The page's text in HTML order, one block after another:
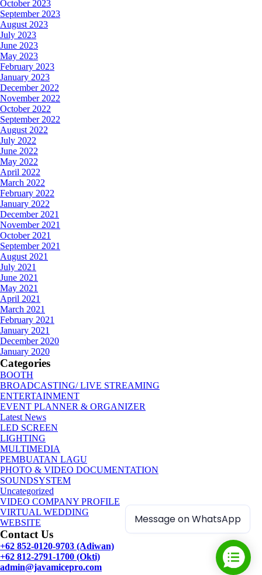
October 2023
September 2023
August 2023
July 2023
June 2023
May 2023
February 2023
January 2023
December 2022
November 2022
October 2022
September 2022
August 2022
July 2022
June 2022
May 2022
April 2022
March 2022
February 2022
January 2022
December 2021
November 2021
October 2021
September 2021
August 2021
July 2021
June 2021
May 2021
April 2021
March 2021
February 2021
January 2021
December 2020
January 2020
Categories
BOOTH
BROADCASTING/ LIVE STREAMING
ENTERTAINMENT
EVENT PLANNER & ORGANIZER
Latest News
LED SCREEN
LIGHTING
MULTIMEDIA
PEMBUATAN LAGU
PHOTO & VIDEO DOCUMENTATION
SOUNDSYSTEM
Uncategorized
VIDEO COMPANY PROFILE
VIRTUAL WEDDING
WEBSITE
Contact Us
+62 852-0120-9703 (Adiwan)
+62 812-2791-1700 (Okti)
admin@javamicepro.com
Message on WhatsApp